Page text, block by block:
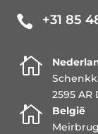
 +31 85

2595 AR

België